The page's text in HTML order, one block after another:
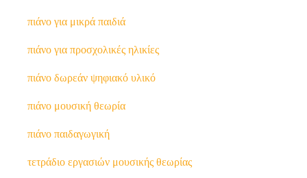
πιάνο για μικρά παιδιά
πιάνο για προσχολικές ηλικίες
πιάνο δωρεάν ψηφιακό υλικό
πιάνο μουσική θεωρία
πιάνο παιδαγωγική
τετράδιο εργασιών μουσικής θεωρίας